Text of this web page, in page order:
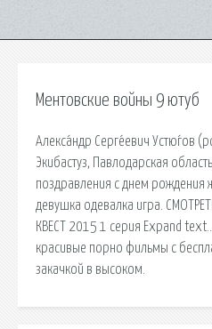
Ментовские войны 9 ютуб
Алекса́ндр Серге́евич Устю́гов
Экибастуз, Павлодарская
поздравления с днем рождения
девушка одевалка игра.
КВЕСТ 2015 1 серия Expand
красивые порно фильмы с
закачкой в высоком.